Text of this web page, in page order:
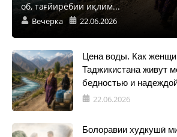
об, тағйирёбии иқлим...
Вечерка 22.06.2026
Цена воды. Как
Таджикистана живут
бедностью и
22.06.2026
Болоравии худкушӣ